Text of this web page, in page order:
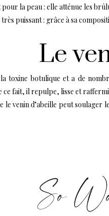
la peau : elle atténue les
puissant : grâce à sa
Le
la toxine botulique et a de
ce fait, il repulpe, lisse et
le venin d’abeille peut